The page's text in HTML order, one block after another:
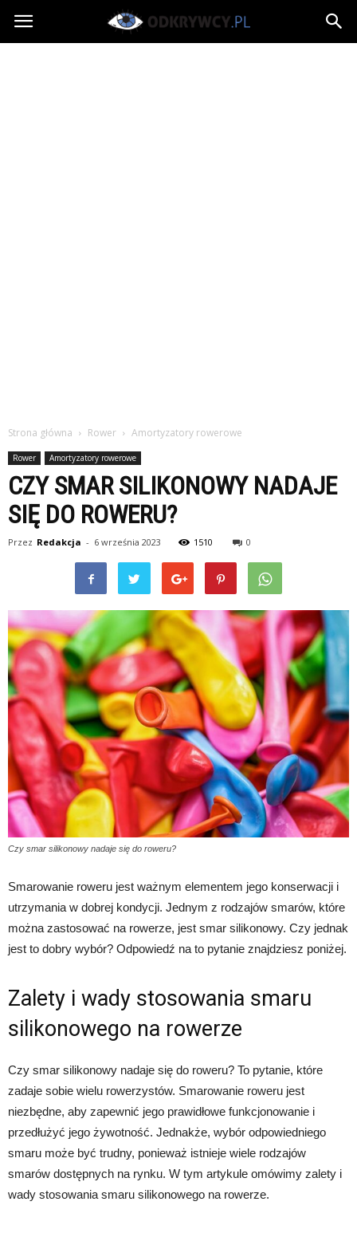
Odkrywcy.pl
Strona główna Rower Amortyzatory rowerowe
Rower Amortyzatory rowerowe
CZY SMAR SILIKONOWY NADAJE
SIĘ DO ROWERU?
Przez Redakcja - 6 września 2023 1510 0
Czy smar silikonowy nadaje się do roweru?
Smarowanie roweru jest ważnym elementem jego konserwacji i
utrzymania w dobrej kondycji. Jednym z rodzajów smarów, które
można zastosować na rowerze, jest smar silikonowy. Czy jednak
jest to dobry wybór? Odpowiedź na to pytanie znajdziesz poniżej.
Zalety i wady stosowania smaru
silikonowego na rowerze
Czy smar silikonowy nadaje się do roweru? To pytanie, które
zadaje sobie wielu rowerzystów. Smarowanie roweru jest
niezbędne, aby zapewnić jego prawidłowe funkcjonowanie i
przedłużyć jego żywotność. Jednakże, wybór odpowiedniego
smaru może być trudny, ponieważ istnieje wiele rodzajów
smarów dostępnych na rynku. W tym artykule omówimy zalety i
wady stosowania smaru silikonowego na rowerze.